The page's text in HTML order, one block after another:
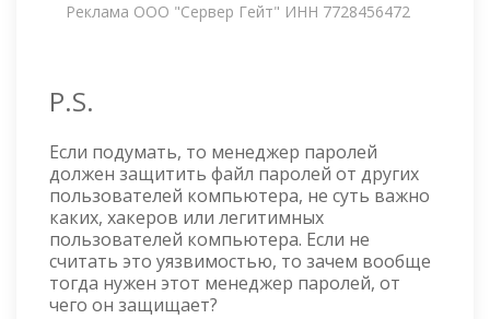
Реклама ООО "Сервер Гейт" ИНН 7728456472
P.S.
Если подумать, то менеджер паролей
должен защитить файл паролей от других
пользователей компьютера, не суть важно
каких, хакеров или легитимных
пользователей компьютера. Если не
считать это уязвимостью, то зачем вообще
тогда нужен этот менеджер паролей, от
чего он защищает?